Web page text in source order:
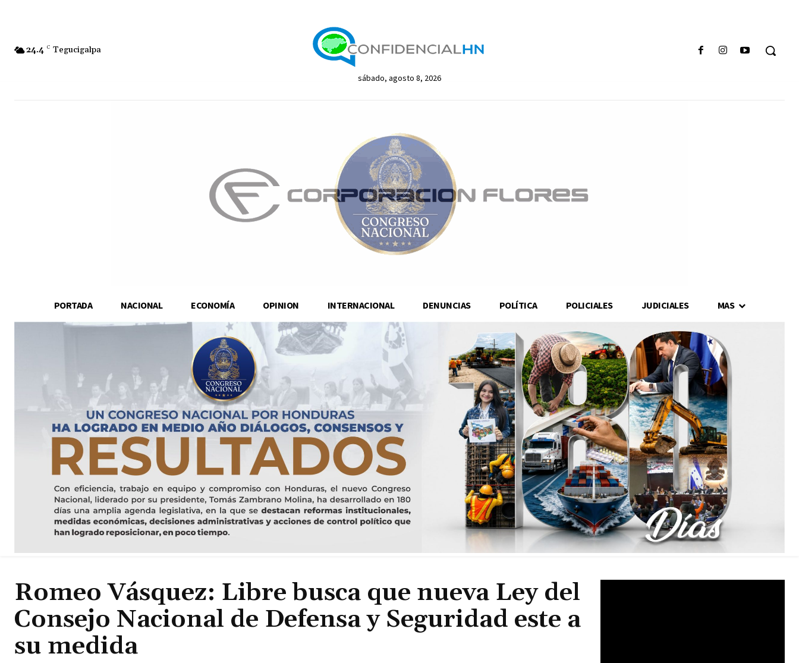
24.4 C Tegucigalpa
sábado, agosto 8, 2026
PORTADA NACIONAL ECONOMÍA OPINION INTERNACIONAL DENUNCIAS POLÍTICA POLICIALES JUDICIALES MAS
Romeo Vásquez: Libre busca que nueva Ley del
Consejo Nacional de Defensa y Seguridad este a
su medida